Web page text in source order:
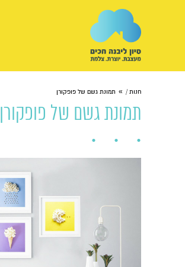
חנות / » תמונת גשם של פופקורן
תמונת גשם של פופקורן